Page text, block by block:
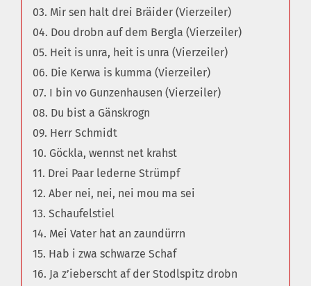
03. Mir sen halt drei Bräider (Vierzeiler)
04. Dou drobn auf dem Bergla (Vierzeiler)
05. Heit is unra, heit is unra (Vierzeiler)
06. Die Kerwa is kumma (Vierzeiler)
07. I bin vo Gunzenhausen (Vierzeiler)
08. Du bist a Gänskrogn
09. Herr Schmidt
10. Göckla, wennst net krahst
11. Drei Paar lederne Strümpf
12. Aber nei, nei, nei mou ma sei
13. Schaufelstiel
14. Mei Vater hat an zaundürrn
15. Hab i zwa schwarze Schaf
16. Ja z’ieberscht af der Stodlspitz drobn